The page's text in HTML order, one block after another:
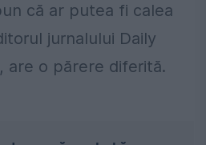
că ar putea fi calea
jurnalului Daily
are o părere diferită.